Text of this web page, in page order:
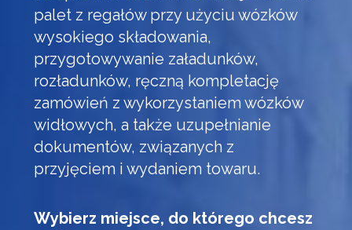
palet z regałów przy użyciu wózków
wysokiego składowania,
przygotowywanie załadunków,
rozładunków, ręczną kompletację
zamówień z wykorzystaniem wózków
widłowych, a także uzupełnianie
dokumentów, związanych z
przyjęciem i wydaniem towaru.
Wybierz miejsce, do którego chcesz